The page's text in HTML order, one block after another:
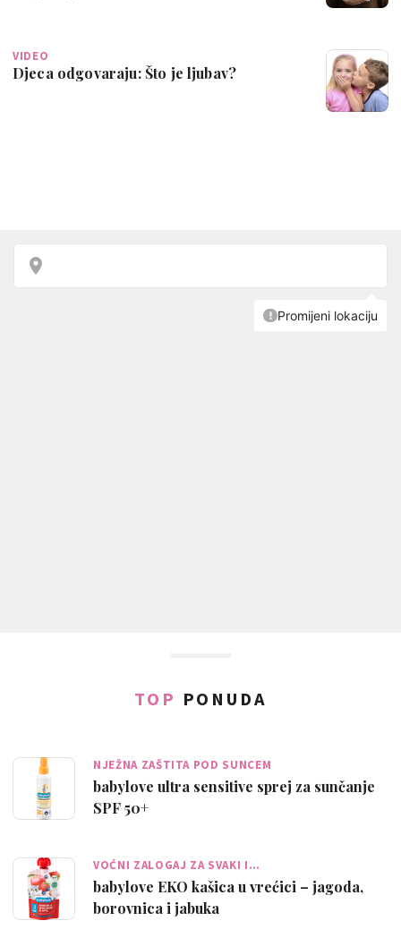
VIDEO
Djeca odgovaraju: Što je ljubav?
TOP PONUDA
NJEŽNA ZAŠTITA POD SUNCEM
babylove ultra sensitive sprej za sunčanje
SPF 50+
VOĆNI ZALOGAJ ZA SVAKI I…
babylove EKO kašica u vrećici – jagoda,
borovnica i jabuka